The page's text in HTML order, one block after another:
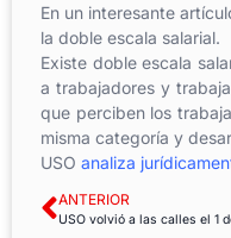
En un interesante
la doble escala salarial.
Existe doble escala
a trabajadores y
que perciben los
misma categoría y
USO analiza
ANTERIOR